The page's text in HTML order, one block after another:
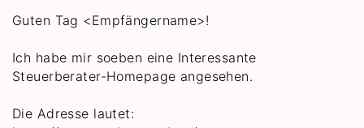
Guten Tag <Empfängername>!
Ich habe mir soeben eine Interessante
Steuerberater-Homepage angesehen.
Die Adresse lautet: